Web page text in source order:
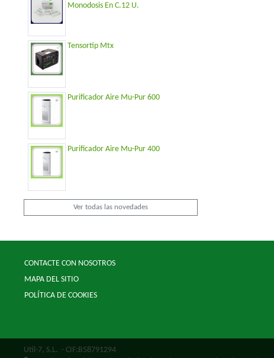
Monodosis En C.12 U.
Tensortip Mtx
Purificador Aire Mu-Pur 600
Purificador Aire Mu-Pur 400
Ver todas las novedades
CONTACTE CON NOSOTROS
MAPA DEL SITIO
POLÍTICA DE COOKIES
Util-7, S.L. - CIF:B58791294